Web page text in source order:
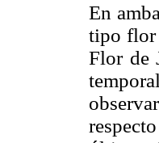
En
tipo flor
Flor de